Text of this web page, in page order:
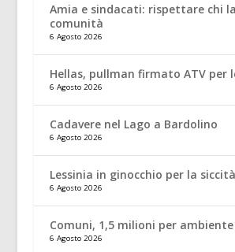
Amia e sindacati: rispettare chi
comunità
6 Agosto 2026
Hellas, pullman firmato ATV per
6 Agosto 2026
Cadavere nel Lago a Bardolino
6 Agosto 2026
Lessinia in ginocchio per la siccità
6 Agosto 2026
Comuni, 1,5 milioni per
6 Agosto 2026